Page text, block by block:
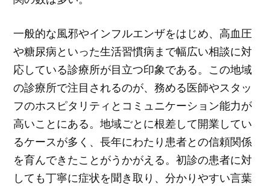
一般的な風邪やインフルエンザをはじめ、高血圧
や糖尿病といった生活習慣病まで幅広い相談に対
応している診療所が目立つ印象である。この地域
の診療所で注目されるのが、務める医師やスタッ
フのホスピタリティとコミュニケーション能力が
高いことにある。地域ごとに根差して開業してい
るケースが多く、長年にわたり患者との信頼関係
を育んできたことがうかがえる。初診の患者に対
しても丁寧に症状を聞き取り、分かりやすい言葉